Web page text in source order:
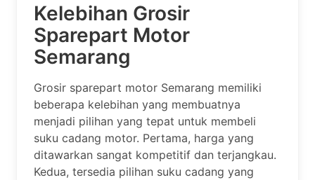
Kelebihan Grosir
Sparepart Motor
Semarang
Grosir sparepart motor Semarang memiliki
beberapa kelebihan yang membuatnya
menjadi pilihan yang tepat untuk membeli
suku cadang motor. Pertama, harga yang
ditawarkan sangat kompetitif dan terjangkau.
Kedua, tersedia pilihan suku cadang yang